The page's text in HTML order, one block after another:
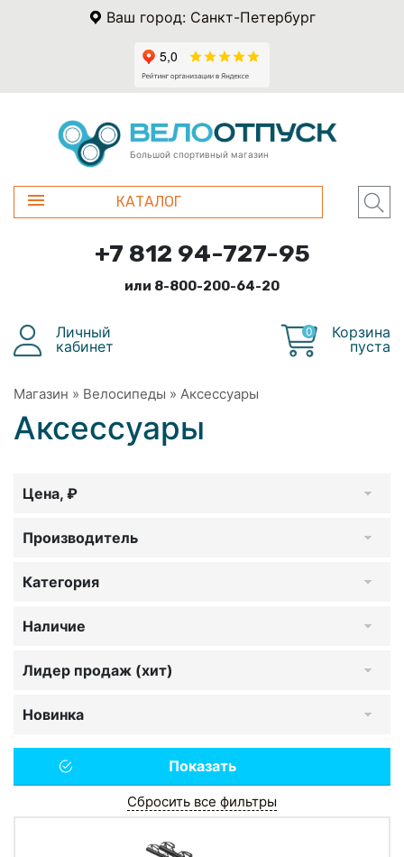
Ваш город: Санкт-Петербург
Большой спортивный магазин
КАТАЛОГ
+7 812 94-727-95
или 8-800-200-64-20
Личный
кабинет
0
Корзина
пуста
Магазин » Велосипеды » Аксессуары
Аксессуары
Цена, ₽
Производитель
Категория
Наличие
Лидер продаж (хит)
Новинка
Сбросить все фильтры